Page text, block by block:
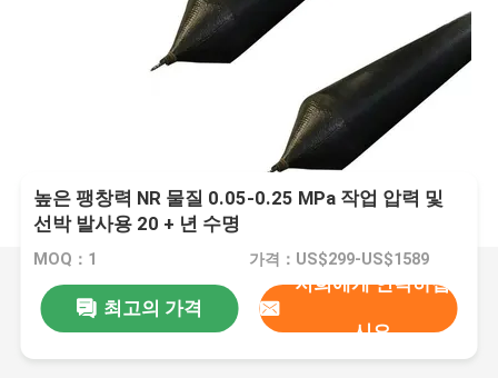
높은 팽창력 NR 물질 0.05-0.25 MPa 작업 압력 및
선박 발사용 20 + 년 수명
MOQ：1 가격：US$299-US$1589
최고의 가격
저희에게 연락하십
시오